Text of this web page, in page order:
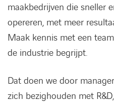
maakbedrijven die sneller
opereren, met meer
Maak kennis met een
de industrie begrijpt.
Dat doen we door
zich bezighouden met